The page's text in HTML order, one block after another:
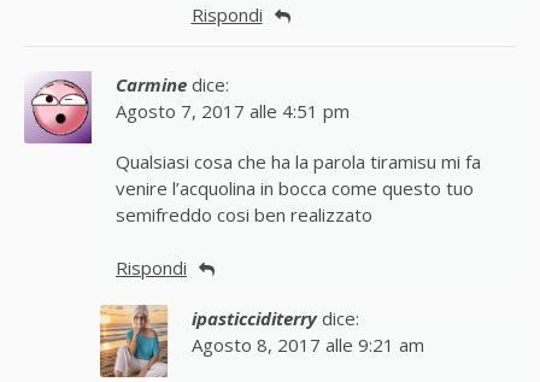
Rispondi
Carmine dice:
Agosto 7, 2017 alle 4:51 pm
Qualsiasi cosa che ha la parola tiramisu mi fa
venire l’acquolina in bocca come questo tuo
semifreddo cosi ben realizzato
Rispondi
ipasticciditerry dice:
Agosto 8, 2017 alle 9:21 am